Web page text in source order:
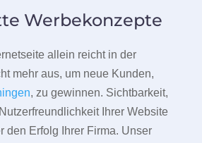
Werbekonzepte
allein reicht in der
mehr aus, um neue Kunden,
, zu gewinnen. Sichtbarkeit,
Ihrer Website
den Erfolg Ihrer Firma. Unser